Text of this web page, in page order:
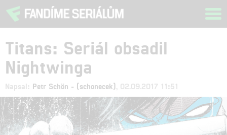
Titans: Seriál obsadil
Nightwinga
Napsal: Petr Schön - (schonecek) , 02.09.2017 11:51